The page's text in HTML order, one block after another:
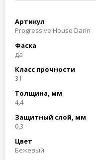
Артикул
Progressive House Darin
Фаска
да
Класс прочности
31
Толщина, мм
4,4
Защитный слой, мм
0,3
Цвет
Бежевый